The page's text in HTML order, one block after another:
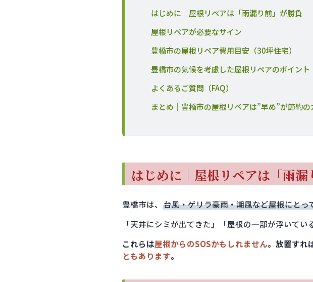
はじめに｜屋根リペアは「雨漏り前」が勝負
屋根リペアが必要なサイン
豊橋市の屋根リペア費用目安（30坪住宅）
豊橋市の気候を考慮した屋根リペアのポイント
よくあるご質問（FAQ）
まとめ｜豊橋市の屋根リペアは”早め”が節約の
はじめに｜屋根リペアは「雨漏
豊橋市は、 台風・ゲリラ豪雨・潮風など屋根にとっ
「天井にシミが出てきた」「屋根の一部が浮いて
これらは屋根からのSOSかもしれません。放置すれ
ともあります。